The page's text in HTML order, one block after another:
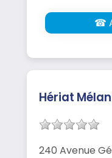
☎
Hériat
240 Avenue